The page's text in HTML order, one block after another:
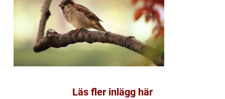
Läs fler inlägg här